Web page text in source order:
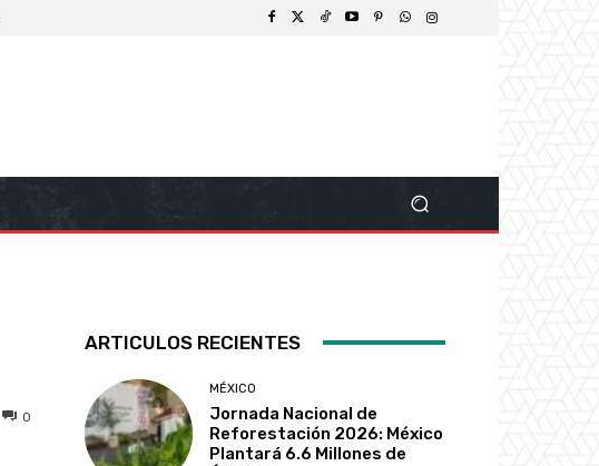
0
ARTICULOS RECIENTES
MÉXICO
Jornada Nacional de
Reforestación 2026: México
Plantará 6.6 Millones de